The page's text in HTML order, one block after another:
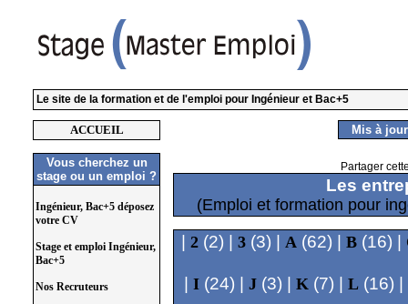
Le site de la formation et de l'emploi pour Ingénieur et Bac+5
ACCUEIL
Vous cherchez un
stage ou un emploi ?
Ingénieur, Bac+5 déposez
votre CV
Stage et emploi Ingénieur,
Bac+5
Nos Recruteurs
Mis à
Partager
Les
(Emploi et formation pour
| 2(2) | 3(3) | A (62) | B(16) |
| I (24) | J (3) | K (7) | L (16) |